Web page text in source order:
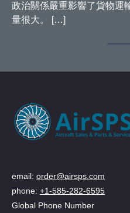
政治關係嚴重影響了貨物運
量很大。 […]
email: order@airsps.com
phone: +1-585-282-6595
Global Phone Number